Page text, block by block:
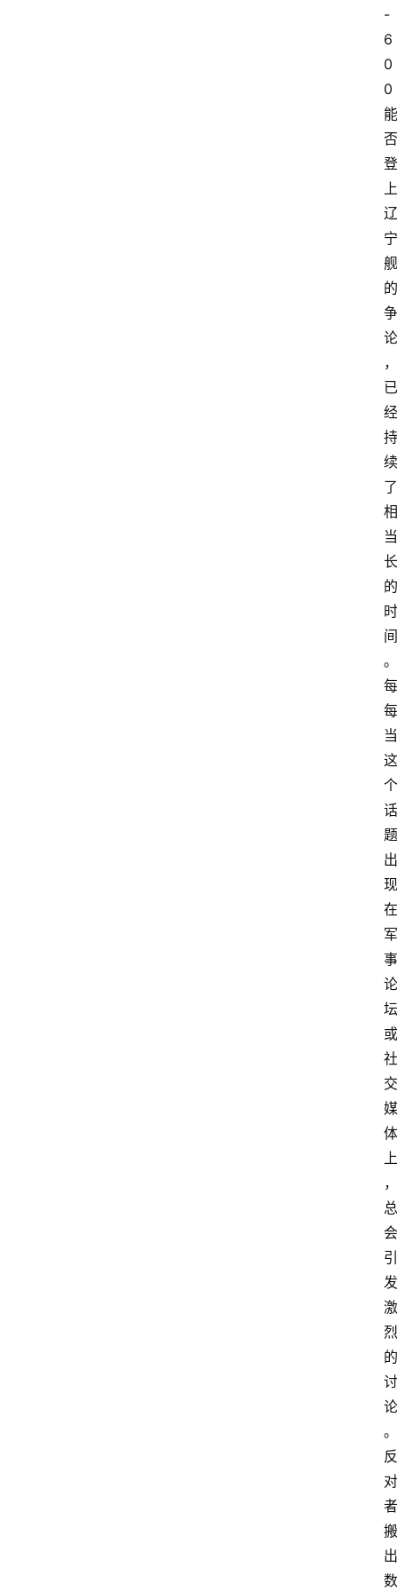
-
6
0
0
能
否
登
上
辽
宁
舰
的
争
论
，
已
经
持
续
了
相
当
长
的
时
间
。
每
每
当
这
个
话
题
出
现
在
军
事
论
坛
或
社
交
媒
体
上
，
总
会
引
发
激
烈
的
讨
论
。
反
对
者
搬
出
数